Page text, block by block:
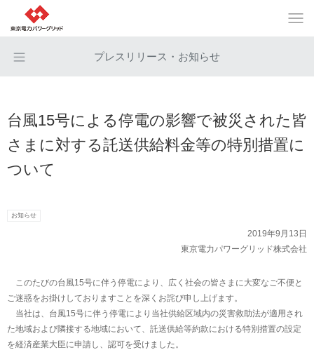
プレスリリース・お知らせ
台風15号による停電の影響で被災された皆
さまに対する託送供給料金等の特別措置に
ついて
お知らせ
2019年9月13日
東京電力パワーグリッド株式会社
このたびの台風15号に伴う停電により、広く社会の皆さまに大変なご不便と
ご迷惑をお掛けしておりますことを深くお詫び申し上げます。
当社は、台風15号に伴う停電により当社供給区域内の災害救助法が適用され
た地域および隣接する地域において、託送供給等約款における特別措置の設定
を経済産業大臣に申請し、認可を受けました。